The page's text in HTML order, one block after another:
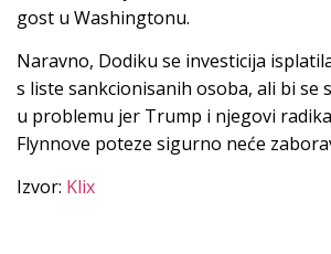
gost u Washingtonu.
Naravno, Dodiku se investicija
s liste sankcionisanih osoba, ali bi se
u problemu jer Trump i njegovi
Flynnove poteze sigurno neće
Izvor: Klix